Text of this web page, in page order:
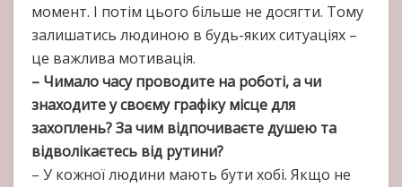
момент. І потім цього більше не досягти. Тому
залишатись людиною в будь-яких ситуаціях –
це важлива мотивація.
– Чимало часу проводите на роботі, а чи
знаходите у своєму графіку місце для
захоплень? За чим відпочиваєте душею та
відволікаєтесь від рутини?
– У кожної людини мають бути хобі. Якщо не